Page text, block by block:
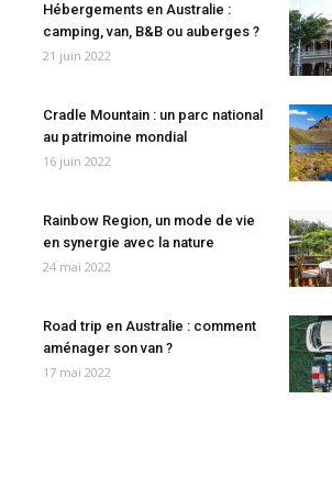
Hébergements en Australie :
camping, van, B&B ou auberges ?
21 juin 2022
Cradle Mountain : un parc national
au patrimoine mondial
16 juin 2022
Rainbow Region, un mode de vie
en synergie avec la nature
24 mai 2022
Road trip en Australie : comment
aménager son van ?
17 mai 2022